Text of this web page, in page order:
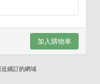
加入購物車
續訂的網域